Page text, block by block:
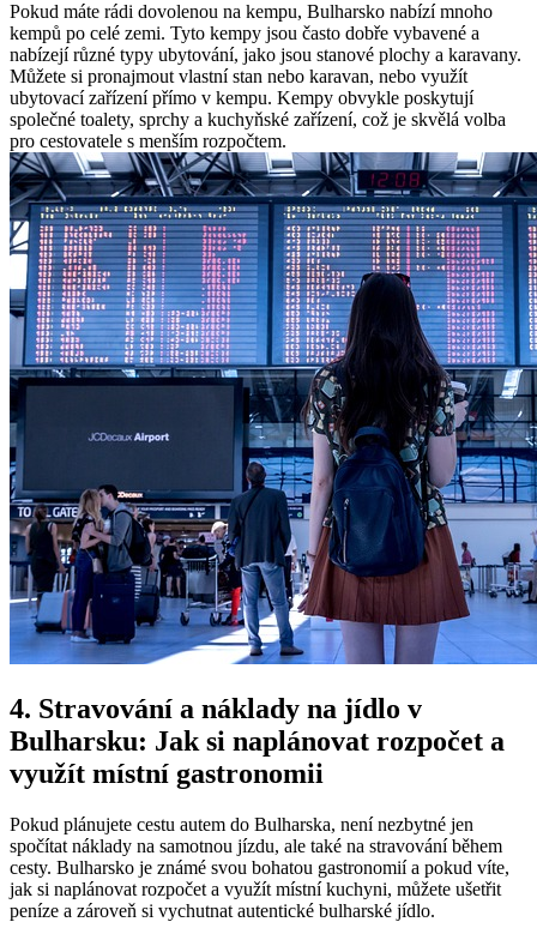
Pokud máte rádi dovolenou na kempu, Bulharsko nabízí mnoho
kempů po celé zemi. Tyto kempy jsou často dobře vybavené a
nabízejí různé typy ubytování, jako jsou stanové plochy a karavany.
Můžete si pronajmout vlastní stan nebo karavan, nebo využít
ubytovací zařízení přímo v kempu. Kempy obvykle poskytují
společné toalety, sprchy a kuchyňské zařízení, což je skvělá volba
pro cestovatele s menším rozpočtem.
4. Stravování a náklady na jídlo v
Bulharsku: Jak si naplánovat rozpočet a
využít místní gastronomii
Pokud plánujete cestu autem do Bulharska, není nezbytné jen
spočítat náklady na samotnou jízdu, ale také na stravování během
cesty. Bulharsko je známé svou bohatou gastronomií a pokud víte,
jak si naplánovat rozpočet a využít místní kuchyni, můžete ušetřit
peníze a zároveň si vychutnat autentické bulharské jídlo.